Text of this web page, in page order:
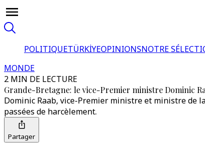
POLITIQUETÜRKİYEOPINIONSNOTRE
MONDE
2 MIN DE LECTURE
Grande-Bretagne: le vice-Premier ministre Dominic
Dominic Raab, vice-Premier ministre et ministre de
passées de harcèlement.
Partager